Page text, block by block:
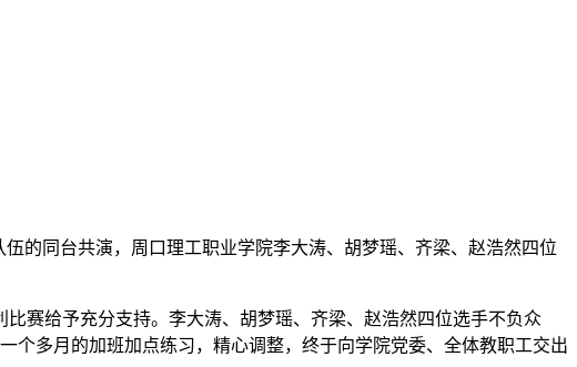
的同台共演，周口理工职业学院李大涛、胡梦瑶、齐梁、赵浩然四位
赛给予充分支持。李大涛、胡梦瑶、齐梁、赵浩然四位选手不负众
个多月的加班加点练习，精心调整，终于向学院党委、全体教职工交出